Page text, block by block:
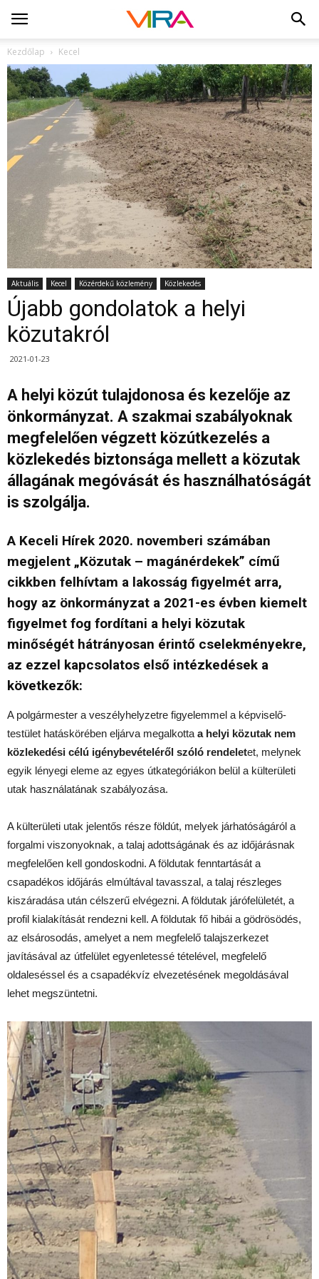
Kezdőlap Kecel
Aktuális Kecel Közérdekű közlemény Közlekedés
Újabb gondolatok a helyi
közutakról
2021-01-23
A helyi közút tulajdonosa és kezelője az
önkormányzat. A szakmai szabályoknak
megfelelően végzett közútkezelés a
közlekedés biztonsága mellett a közutak
állagának megóvását és használhatóságát
is szolgálja.
A Keceli Hírek 2020. novemberi számában
megjelent „Közutak – magánérdekek” című
cikkben felhívtam a lakosság figyelmét arra,
hogy az önkormányzat a 2021-es évben kiemelt
figyelmet fog fordítani a helyi közutak
minőségét hátrányosan érintő cselekményekre,
az ezzel kapcsolatos első intézkedések a
következők:
A polgármester a veszélyhelyzetre figyelemmel a képviselő-
testület hatáskörében eljárva megalkotta a helyi közutak nem
közlekedési célú igénybevételéről szóló rendeletet, melynek
egyik lényegi eleme az egyes útkategóriákon belül a külterületi
utak használatának szabályozása.
A külterületi utak jelentős része földút, melyek járhatóságáról a
forgalmi viszonyoknak, a talaj adottságának és az időjárásnak
megfelelően kell gondoskodni. A földutak fenntartását a
csapadékos időjárás elmúltával tavasszal, a talaj részleges
kiszáradása után célszerű elvégezni. A földutak járófelületét, a
profil kialakítását rendezni kell. A földutak fő hibái a gödrösödés,
az elsárosodás, amelyet a nem megfelelő talajszerkezet
javításával az útfelület egyenletessé tételével, megfelelő
oldaleséssel és a csapadékvíz elvezetésének megoldásával
lehet megszüntetni.